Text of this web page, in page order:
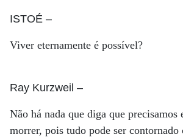
ISTOÉ –
Viver eternamente é possível?
Ray Kurzweil –
Não há nada que diga que precisamos
morrer, pois tudo pode ser contornado